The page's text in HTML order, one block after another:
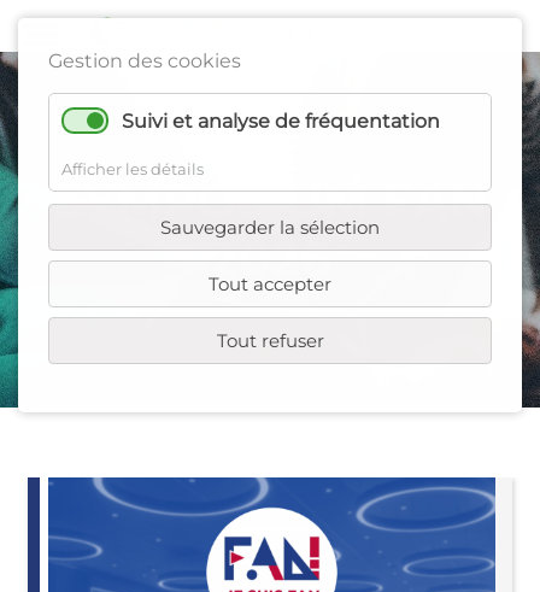
Gestion des cookies
Suivi et analyse de fréquentation
Afficher les détails
Sauvegarder la sélection
Tout accepter
Tout refuser
SYMPOSIUM FAN
2026